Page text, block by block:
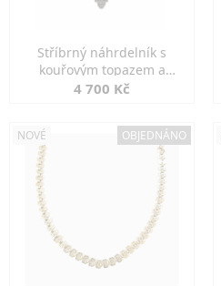
Stříbrný náhrdelník s
kouřovým topazem a
markazity
4 700 Kč
NOVÉ OBJEDNÁNO